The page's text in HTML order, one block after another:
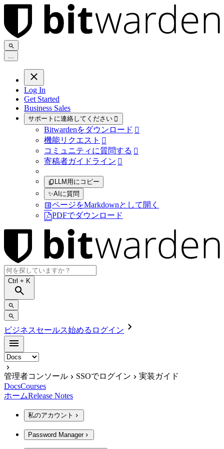
...
Log In
Get Started
Business Sales
サポートに連絡してください 
Bitwardenをダウンロード 
機能リクエスト 
コミュニティに質問する 
寄稿者ガイドライン 
LLM用にコピー
✨AIに質問
ページをMarkdownとして開く
PDFでダウンロード
Ctrl + K
ビジネスセールス始める ログイン
管理者コンソール SSOでログイン
実装ガイド
DocsCourses
ホームRelease Notes
私のアカウント
Password Manager